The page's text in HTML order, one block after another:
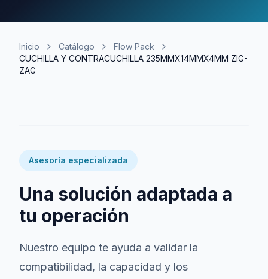
Inicio Catálogo
Flow Pack
CUCHILLA Y CONTRACUCHILLA 235MMX14MMX4MM ZIG-
ZAG
Asesoría especializada
Una solución adaptada a
tu operación
Nuestro equipo te ayuda a validar la
compatibilidad, la capacidad y los